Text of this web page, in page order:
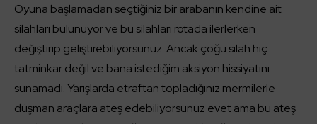
Oyuna başlamadan seçtiğiniz bir arabanın kendine ait
silahları bulunuyor ve bu silahları rotada ilerlerken
değiştirip geliştirebiliyorsunuz. Ancak çoğu silah hiç
tatminkar değil ve bana istediğim aksiyon hissiyatını
sunamadı. Yarışlarda etraftan topladığınız mermilerle
düşman araçlara ateş edebiliyorsunuz evet ama bu ateş